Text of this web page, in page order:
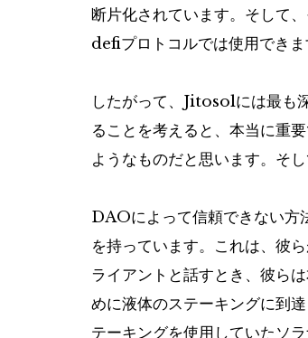
断片化されています。そして
defiプロトコルでは使用できま
したがって、Jitosolには最も
ることを考えると、本当に重
ようなものだと思います。そ
DAOによって信頼できない方
を持っています。これは、彼
ライアントと話すとき、彼ら
めに液体のステーキングに到
テーキングを使用していたソ